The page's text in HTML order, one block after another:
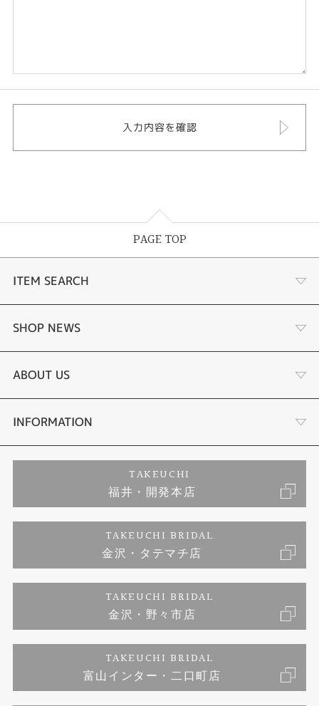
PAGE TOP
ITEM SEARCH
婚約指輪
結婚指輪
セットリング
婚約ネックレス
エタニティリング
SHOP NEWS
タケウチのこだわり
プロポーズサポート
ブランドリスト
ジュエリーリフォーム
福井指輪工房｜手作りペアリング
福井指輪工房｜手作り結婚指輪 and 婚約指輪
福井指輪工房｜手作り婚約指輪 プロポーズプラン
ABOUT US
会社概要
お客様の声
INFORMATION
プライバシーポリシー
TAKEUCHI
福井・開発本店
TAKEUCHI BRIDAL
金沢・タテマチ店
TAKEUCHI BRIDAL
金沢・野々市店
TAKEUCHI BRIDAL
富山インター・二口町店